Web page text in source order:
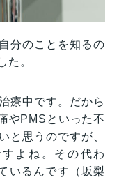
分のことを知るの
た。
療中です。だから
やPMSといった不
と思うのですが、
よね。その代わ
いるんです（坂梨